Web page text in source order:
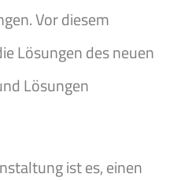
Vor diesem
Lösungen des neuen
Lösungen
ist es, einen